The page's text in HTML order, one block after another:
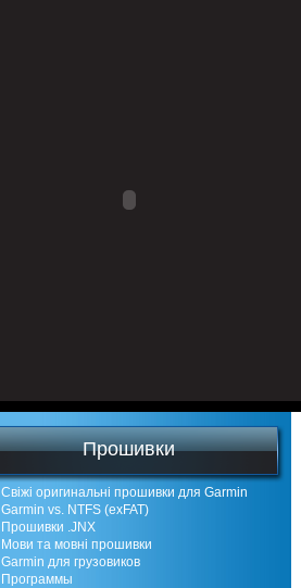
Прошивки
Свіжі оригинальні прошивки для Garmin
Garmin vs. NTFS (exFAT)
Прошивки .JNX
Мови та мовні прошивки
Garmin для грузовиков
Программы